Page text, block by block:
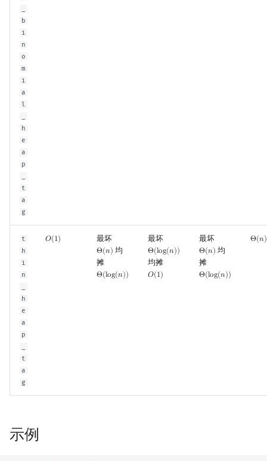
b
i
n
o
m
i
a
l
h
e
a
p
t
a
g
t
h
i
n
h
e
a
p
t
a
g
𝑂(1)
O(1) 最坏
Θ(𝑛)
Θ(n) 均
摊
Θ(log(𝑛))
Θ(log(n))
最坏
Θ(log(𝑛))
Θ(log(n))
均摊
𝑂(1)
O(1)
最坏
Θ(𝑛)
Θ(n) 均
摊
Θ(log(𝑛))
Θ(log(n))
Θ(𝑛)
Θ(n)
示例